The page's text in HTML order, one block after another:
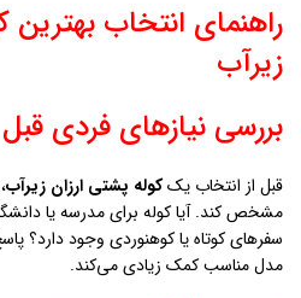
راهنمای انتخاب بهترین
زيرآب
بررسی نیازهای فردی
قبل از انتخاب یککوله پشتی ارزان زيرآب
مشخص کند. آیا کوله برای مدرسه یا
سفرهای کوتاه یا کوهنوردی وجود دارد؟
مدل مناسب کمک زیادی می‌کند.